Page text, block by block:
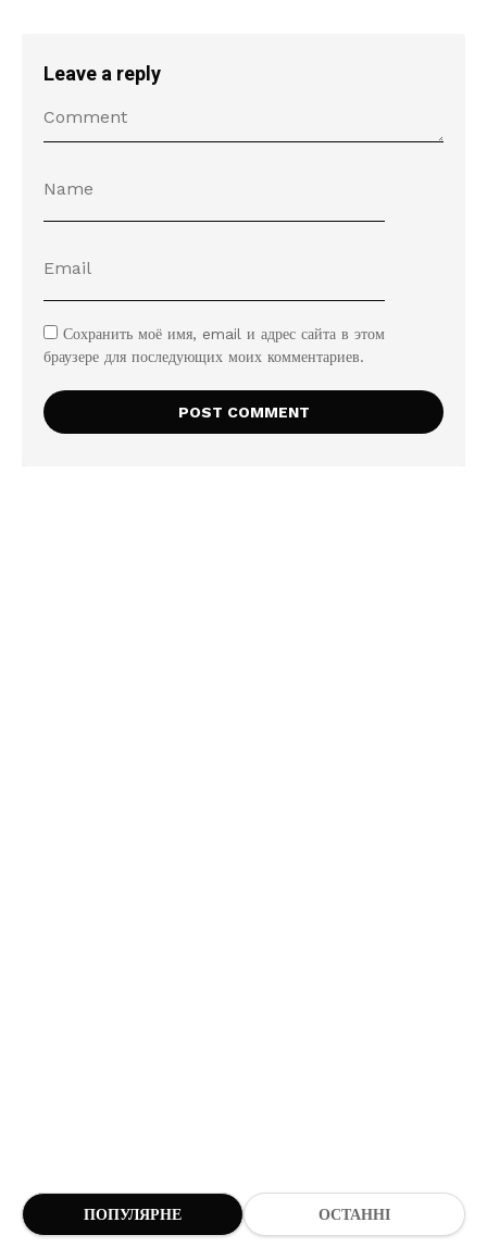
Leave a reply
Сохранить моё имя, email и адрес сайта в этом
браузере для последующих моих комментариев.
ПОПУЛЯРНЕ ОСТАННІ